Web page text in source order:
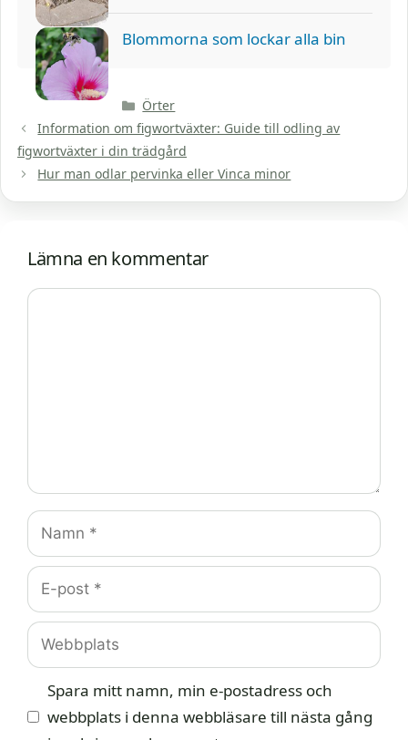
Blommorna som lockar alla bin
Kategorier
Örter
Information om figwortväxter: Guide till odling av
figwortväxter i din trädgård
Hur man odlar pervinka eller Vinca minor
Lämna en kommentar
Kommentar
Namn
E-
post
Webbplats
Spara mitt namn, min e-postadress och
webbplats i denna webbläsare till nästa gång